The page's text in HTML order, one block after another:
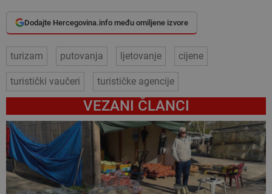
Dodajte Hercegovina.info među omiljene izvore
turizam putovanja ljetovanje cijene
turistički vaučeri turističke agencije
VEZANI ČLANCI